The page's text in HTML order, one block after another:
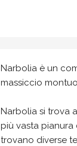
Narbolia è un
massiccio
Narbolia si trova
più vasta pianura
trovano diverse